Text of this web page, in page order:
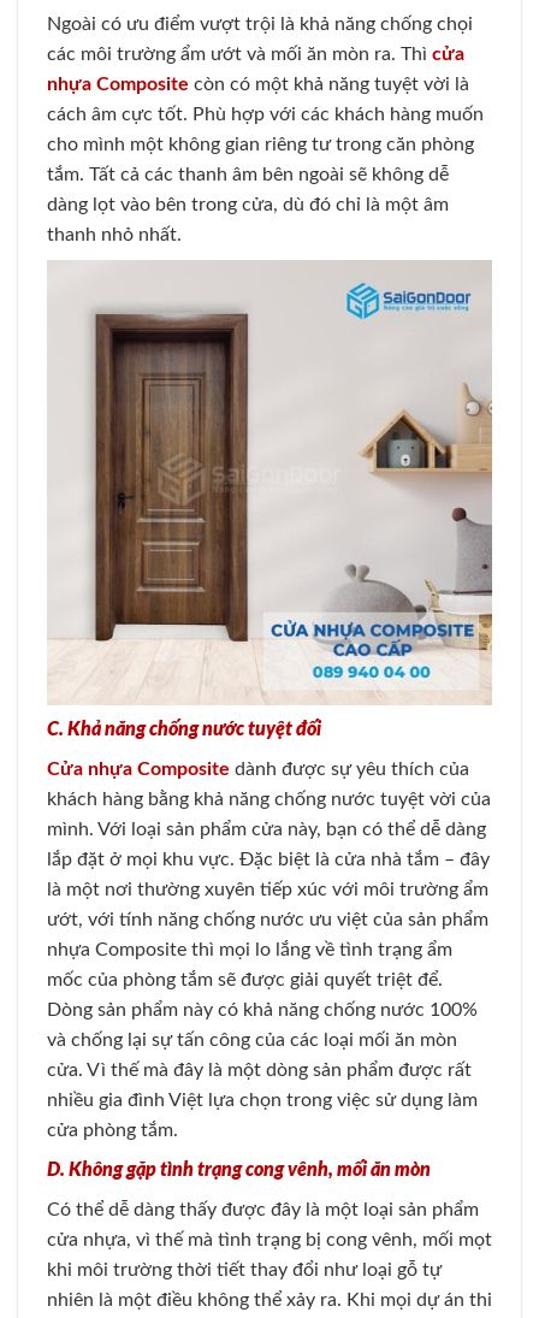
Ngoài có ưu điểm vượt trội là khả năng chống chọi
các môi trường ẩm ướt và mối ăn mòn ra. Thì cửa
nhựa Composite còn có một khả năng tuyệt vời là
cách âm cực tốt. Phù hợp với các khách hàng muốn
cho mình một không gian riêng tư trong căn phòng
tắm. Tất cả các thanh âm bên ngoài sẽ không dễ
dàng lọt vào bên trong cửa, dù đó chỉ là một âm
thanh nhỏ nhất.
C. Khả năng chống nước tuyệt đối
Cửa nhựa Composite dành được sự yêu thích của
khách hàng bằng khả năng chống nước tuyệt vời của
mình. Với loại sản phẩm cửa này, bạn có thể dễ dàng
lắp đặt ở mọi khu vực. Đặc biệt là cửa nhà tắm – đây
là một nơi thường xuyên tiếp xúc với môi trường ẩm
ướt, với tính năng chống nước ưu việt của sản phẩm
nhựa Composite thì mọi lo lắng về tình trạng ẩm
mốc của phòng tắm sẽ được giải quyết triệt để.
Dòng sản phẩm này có khả năng chống nước 100%
và chống lại sự tấn công của các loại mối ăn mòn
cửa. Vì thế mà đây là một dòng sản phẩm được rất
nhiều gia đình Việt lựa chọn trong việc sử dụng làm
cửa phòng tắm.
D. Không gặp tình trạng cong vênh, mối ăn mòn
Có thể dễ dàng thấy được đây là một loại sản phẩm
cửa nhựa, vì thế mà tình trạng bị cong vênh, mối mọt
khi môi trường thời tiết thay đổi như loại gỗ tự
nhiên là một điều không thể xảy ra. Khi mọi dự án thi